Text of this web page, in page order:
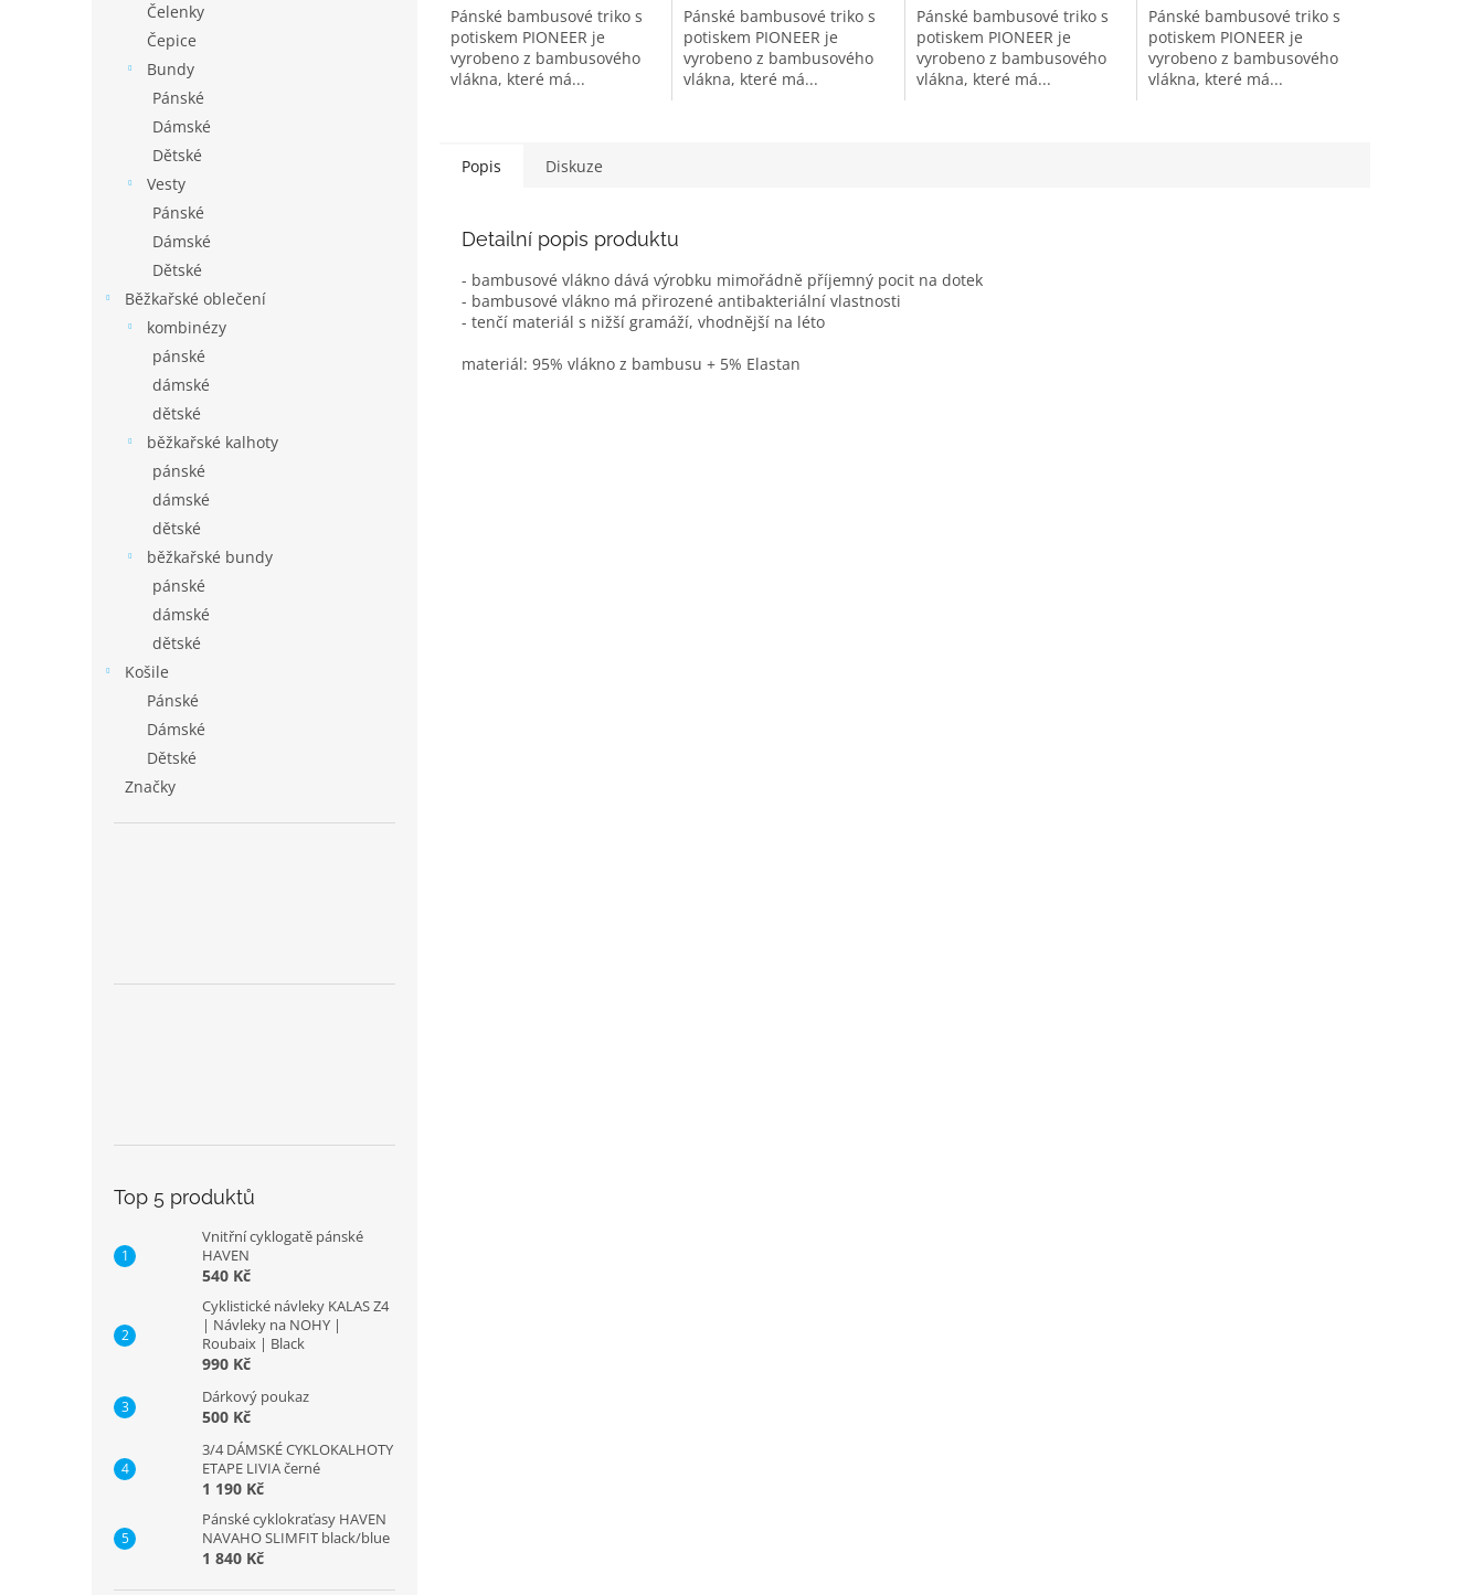
Čelenky
Čepice
Bundy
Pánské
Dámské
Dětské
Vesty
Pánské
Dámské
Dětské
Běžkařské oblečení
kombinézy
pánské
dámské
dětské
běžkařské kalhoty
pánské
dámské
dětské
běžkařské bundy
pánské
dámské
dětské
Košile
Pánské
Dámské
Dětské
Značky
Top 5 produktů
Vnitřní cyklogatě pánské
HAVEN
540 Kč
Cyklistické návleky KALAS Z4
| Návleky na NOHY |
Roubaix | Black
990 Kč
Dárkový poukaz
500 Kč
3/4 DÁMSKÉ CYKLOKALHOTY
ETAPE LIVIA černé
1 190 Kč
Pánské cyklokraťasy HAVEN
NAVAHO SLIMFIT black/blue
1 840 Kč
Pánské bambusové triko s
potiskem PIONEER je
vyrobeno z bambusového
vlákna, které má...
Pánské bambusové triko s
potiskem PIONEER je
vyrobeno z bambusového
vlákna, které má...
Pánské bambusové triko s
potiskem PIONEER je
vyrobeno z bambusového
vlákna, které má...
Pánské bambusové triko s
potiskem PIONEER je
vyrobeno z bambusového
vlákna, které má...
Popis Diskuze
Detailní popis produktu
- bambusové vlákno dává výrobku mimořádně příjemný pocit na dotek
- bambusové vlákno má přirozené antibakteriální vlastnosti
- tenčí materiál s nižší gramáží, vhodnější na léto
materiál: 95% vlákno z bambusu + 5% Elastan